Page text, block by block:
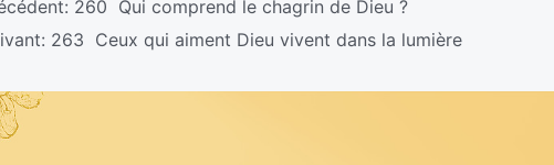
260 Qui comprend le chagrin de Dieu ?
263 Ceux qui aiment Dieu vivent dans la lumière